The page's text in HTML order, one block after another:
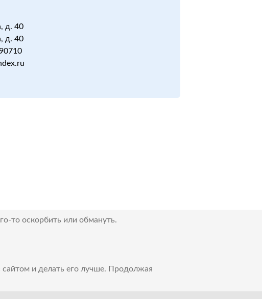
д. 40
д. 40
то оскорбить или обмануть.
сайтом и делать его лучше. Продолжая